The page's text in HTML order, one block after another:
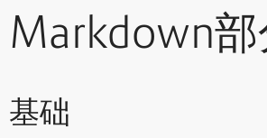
Markdown
基础